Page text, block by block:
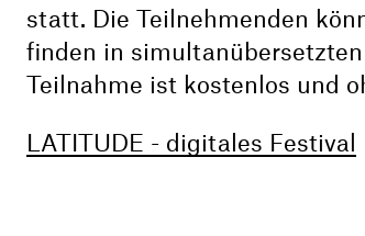
statt. Die Teilnehmenden
finden in
Teilnahme ist kostenlos und
LATITUDE - digitales Festival